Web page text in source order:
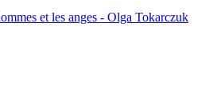
et les anges - Olga Tokarczuk